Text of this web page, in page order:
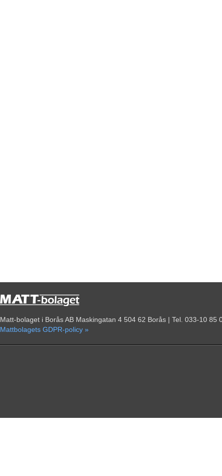
Matt-bolaget i Borås AB Maskingatan 4 504 62 Borås | Tel. 033-10
Mattbolagets GDPR-policy »